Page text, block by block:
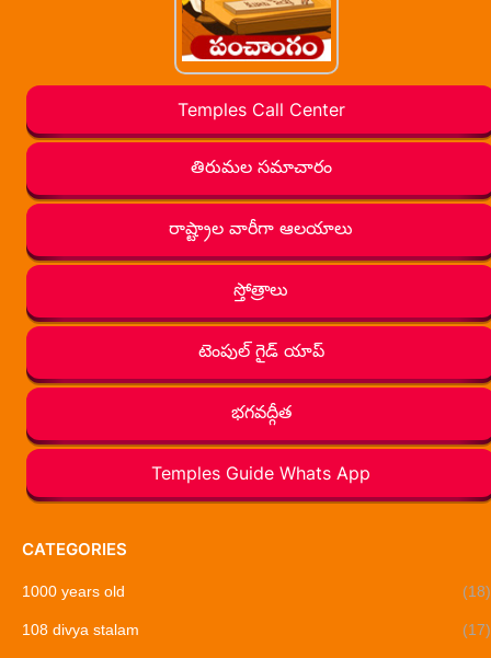
Temples Call Center
తిరుమల సమాచారం
రాష్ట్రాల వారీగా ఆలయాలు
స్తోత్రాలు
టెంపుల్ గైడ్ యాప్
భగవద్గీత
Temples Guide Whats App
CATEGORIES
1000 years old (18)
108 divya stalam (17)